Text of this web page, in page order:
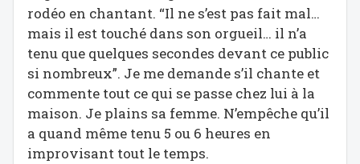
rodéo en chantant. “Il ne s’est pas fait mal…
mais il est touché dans son orgueil… il n’a
tenu que quelques secondes devant ce public
si nombreux”. Je me demande s’il chante et
commente tout ce qui se passe chez lui à la
maison. Je plains sa femme. N’empêche qu’il
a quand même tenu 5 ou 6 heures en
improvisant tout le temps.